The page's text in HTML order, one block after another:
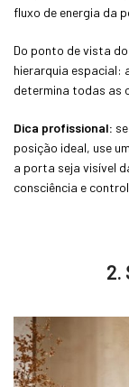
fluxo de energia da
Do ponto de vista
hierarquia espacial:
determina todas as
Dica profissional:
posição ideal, use
a porta seja visível
consciência e
2.